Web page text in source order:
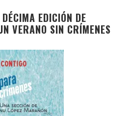
EDICIÓN DE
VERANO SIN CRÍMENES